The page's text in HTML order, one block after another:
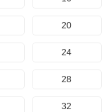
20
24
28
32